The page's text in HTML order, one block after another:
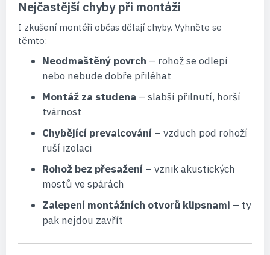
Nejčastější chyby při montáži
I zkušení montéři občas dělají chyby. Vyhněte se
těmto:
Neodmaštěný povrch – rohož se odlepí
nebo nebude dobře přiléhat
Montáž za studena – slabší přilnutí, horší
tvárnost
Chybějící prevalcování – vzduch pod rohoží
ruší izolaci
Rohož bez přesažení – vznik akustických
mostů ve spárách
Zalepení montážních otvorů klipsnami – ty
pak nejdou zavřít